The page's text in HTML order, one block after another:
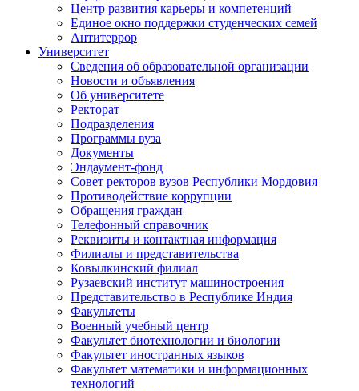
Центр развития карьеры и компетенций
Единое окно поддержки студенческих семей
Антитеррор
Университет
Сведения об образовательной организации
Новости и объявления
Об университете
Ректорат
Подразделения
Программы вуза
Документы
Эндаумент-фонд
Совет ректоров вузов Республики Мордовия
Противодействие коррупции
Обращения граждан
Телефонный справочник
Реквизиты и контактная информация
Филиалы и представительства
Ковылкинский филиал
Рузаевский институт машиностроения
Представительство в Республике Индия
Факультеты
Военный учебный центр
Факультет биотехнологии и биологии
Факультет иностранных языков
Факультет математики и информационных
технологий